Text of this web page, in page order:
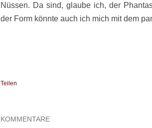
Nüssen. Da sind, glaube ich, der
der Form könnte auch ich mich mit dem
Teilen
KOMMENTARE